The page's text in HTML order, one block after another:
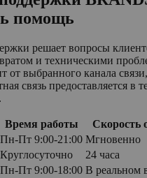
помощь
решает вопросы
и техническими
от выбранного канала
связь предоставляется в
Время работы
Скорость
Пн-Пт 9:00-21:00 Мгновенно
Круглосуточно
24 часа
Пн-Пт 9:00-18:00 В реальном